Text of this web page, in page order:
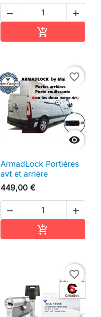
 


favorite_border
ArmadLock Portières
avt et arrière
449,00 €
 

favorite_border